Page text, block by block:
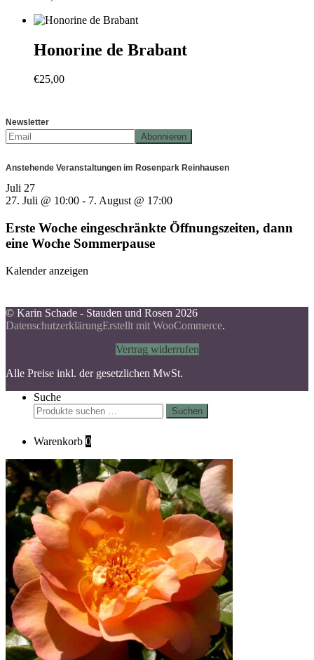
Honorine de Brabant
€25,00
Newsletter
Anstehende Veranstaltungen im Rosenpark Reinhausen
Juli 27
27. Juli @ 10:00 - 7. August @ 17:00
Erste Woche eingeschränkte Öffnungszeiten, dann
eine Woche Sommerpause
Kalender anzeigen
© Karin Schade - Stauden und Rosen 2026
DatenschutzerklärungErstellt mit WooCommerce.
Vertrag widerrufen
Alle Preise inkl. der gesetzlichen MwSt.
Suche
Suchen
nach:
Suchen
Warenkorb 0